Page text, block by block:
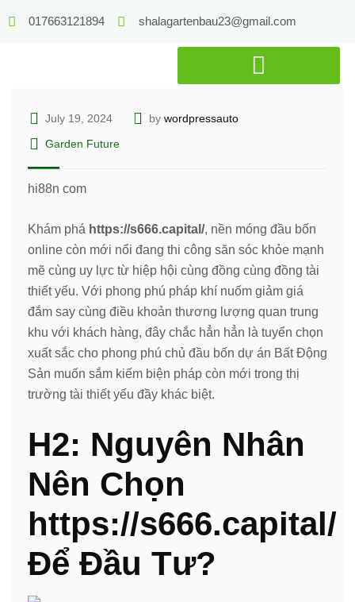
017663121894 shalagartenbau23@gmail.com
July 19, 2024 by wordpressauto
Garden Future
hi88n com
Khám phá https://s666.capital/, nền móng đầu bốn
online còn mới nổi đang thi công săn sóc khỏe mạnh
mẽ cùng uy lực từ hiệp hội cùng đồng cùng đồng tài
thiết yếu. Với phong phú pháp khí nuốm giảm giá
đắm say cùng điều khoản thương lượng quan trung
khu với khách hàng, đây chắc hẳn hẳn là tuyển chọn
xuất sắc cho phong phú chủ đầu bốn dự án Bất Động
Sản muốn sắm kiếm biện pháp còn mới trong thị
trường tài thiết yếu đầy khác biệt.
H2: Nguyên Nhân
Nên Chọn
https://s666.capital/
Để Đầu Tư?